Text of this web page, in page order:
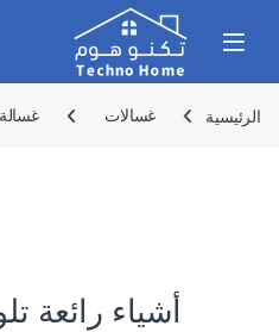
Skip to navigation
Skip to content
الرئيسية غسالات
أشياء رائعة